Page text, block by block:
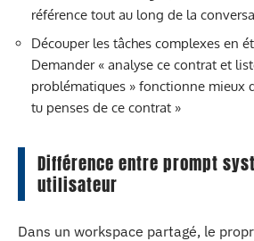
référence tout au long de la
Découper les tâches complexes en
Demander « analyse ce contrat et
problématiques » fonctionne mieux
tu penses de ce contrat »
Différence entre prompt
utilisateur
Dans un workspace partagé, le